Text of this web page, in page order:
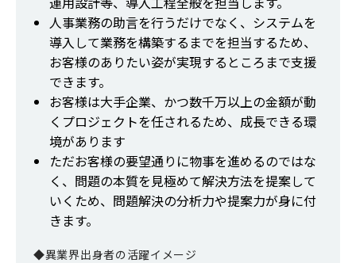
人事業務の助言を行うだけでなく、システムを
導入して業務を構築するまでを担当するため、
お客様のありたい姿が実現するところまで支援
できます。
お客様は大手企業、かつ数千万以上の金額が動
くプロジェクトを任されるため、成長できる環
境があります
ただお客様の要望通りに物事を進めるのではな
く、問題の本質を見極めて解決方法を提案して
いくため、問題解決の分析力や提案力が身に付
きます。
◆異業界出身者の活躍イメージ